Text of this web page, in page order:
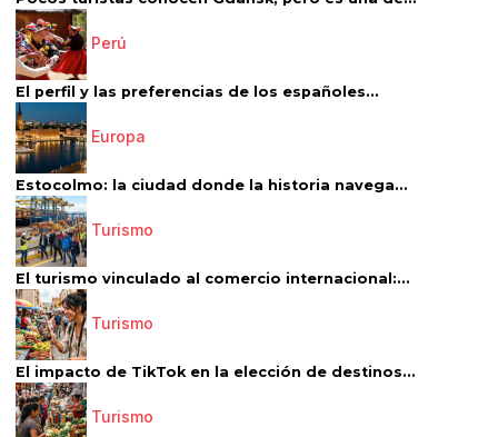
Perú
El perfil y las preferencias de los españoles...
Europa
Estocolmo: la ciudad donde la historia navega...
Turismo
El turismo vinculado al comercio internacional:...
Turismo
El impacto de TikTok en la elección de destinos...
Turismo